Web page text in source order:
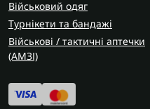
Військовий одяг
Турнікети та бандажі
Військові / тактичні аптечки
(AMЗІ)